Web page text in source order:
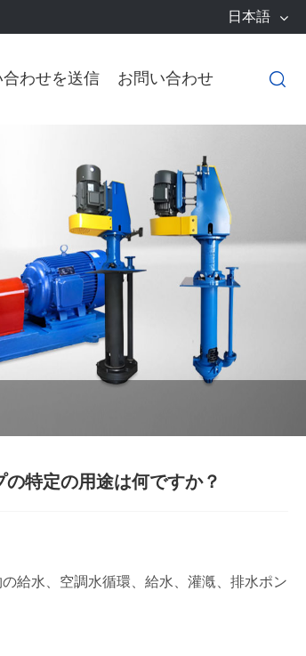
日本語
わせを送信 お問い合わせ 
特定の用途は何ですか？
給水、空調水循環、給水、灌漑、排水ポン